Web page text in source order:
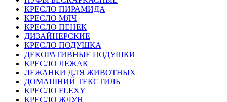
КРЕСЛО ПИРАМИДА
КРЕСЛО МЯЧ
КРЕСЛО ПЕНЕК
ДИЗАЙНЕРСКИЕ
КРЕСЛО ПОДУШКА
ДЕКОРАТИВНЫЕ ПОДУШКИ
КРЕСЛО ЛЕЖАК
ЛЕЖАНКИ ДЛЯ ЖИВОТНЫХ
ДОМАШНИЙ ТЕКСТИЛЬ
КРЕСЛО FLEXY
КРЕСЛО ЖДУН